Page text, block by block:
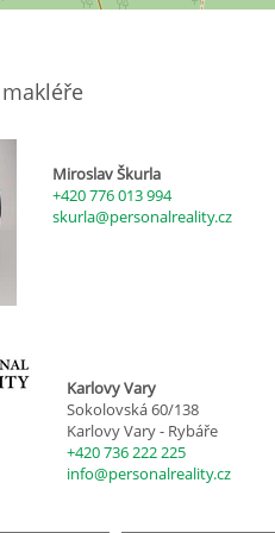
Miroslav Škurla
+420 776 013 994
skurla@personalreality.cz
Karlovy Vary
Sokolovská 60/138
Karlovy Vary - Rybáře
+420 736 222 225
info@personalreality.cz